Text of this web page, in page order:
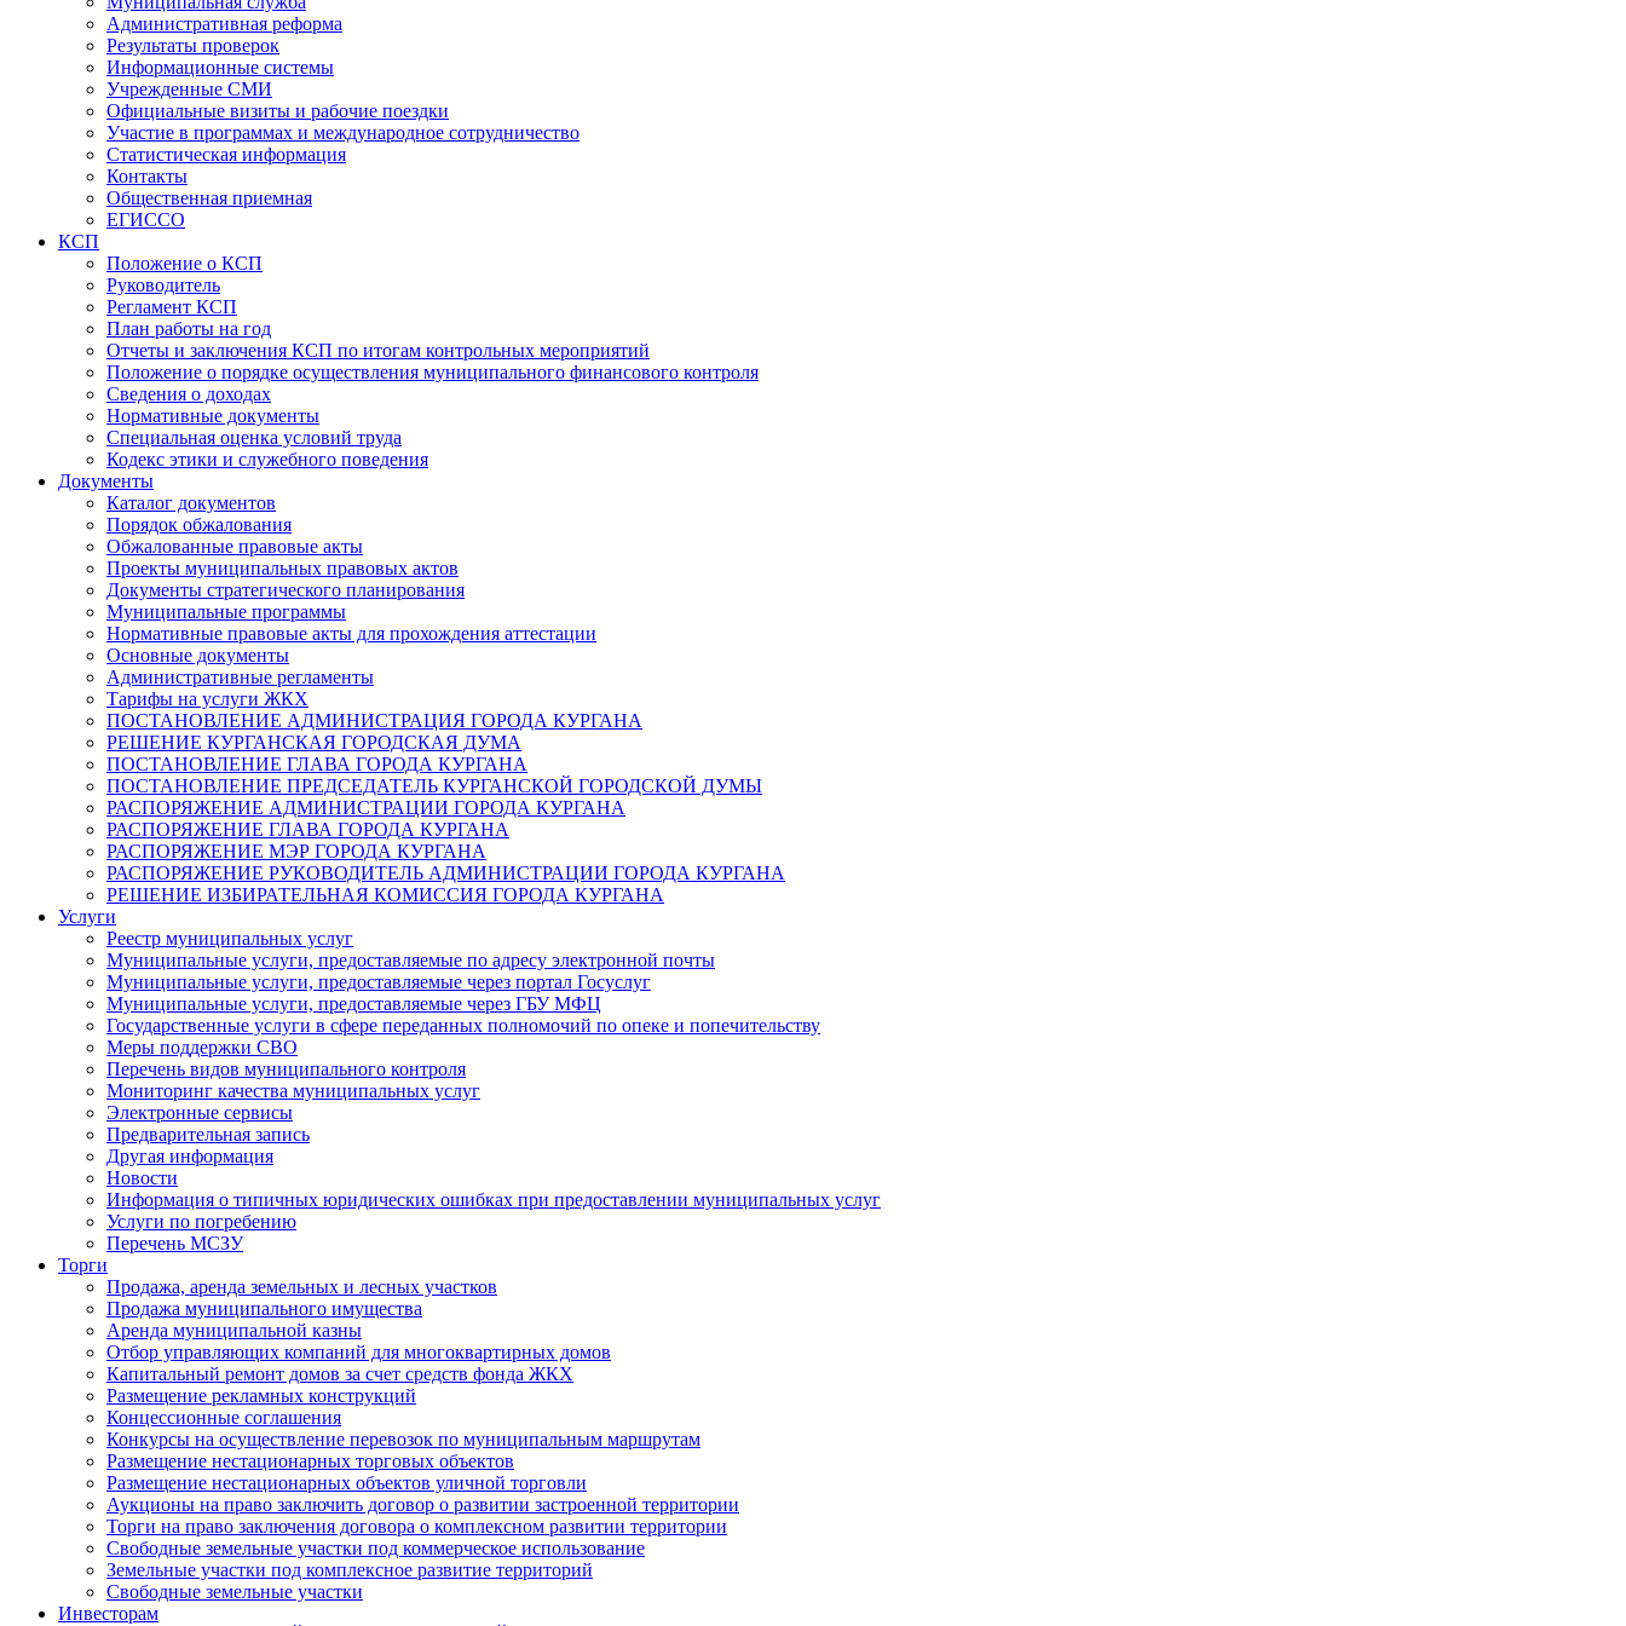
Административная реформа
Результаты проверок
Информационные системы
Учрежденные СМИ
Официальные визиты и рабочие поездки
Участие в программах и международное сотрудничество
Статистическая информация
Контакты
Общественная приемная
ЕГИССО
КСП
Положение о КСП
Руководитель
Регламент КСП
План работы на год
Отчеты и заключения КСП по итогам контрольных мероприятий
Положение о порядке осуществления муниципального финансового контроля
Сведения о доходах
Нормативные документы
Специальная оценка условий труда
Кодекс этики и служебного поведения
Документы
Каталог документов
Порядок обжалования
Обжалованные правовые акты
Проекты муниципальных правовых актов
Документы стратегического планирования
Муниципальные программы
Нормативные правовые акты для прохождения аттестации
Основные документы
Административные регламенты
Тарифы на услуги ЖКХ
ПОСТАНОВЛЕНИЕ АДМИНИСТРАЦИЯ ГОРОДА КУРГАНА
РЕШЕНИЕ КУРГАНСКАЯ ГОРОДСКАЯ ДУМА
ПОСТАНОВЛЕНИЕ ГЛАВА ГОРОДА КУРГАНА
ПОСТАНОВЛЕНИЕ ПРЕДСЕДАТЕЛЬ КУРГАНСКОЙ ГОРОДСКОЙ ДУМЫ
РАСПОРЯЖЕНИЕ АДМИНИСТРАЦИИ ГОРОДА КУРГАНА
РАСПОРЯЖЕНИЕ ГЛАВА ГОРОДА КУРГАНА
РАСПОРЯЖЕНИЕ МЭР ГОРОДА КУРГАНА
РАСПОРЯЖЕНИЕ РУКОВОДИТЕЛЬ АДМИНИСТРАЦИИ ГОРОДА КУРГАНА
РЕШЕНИЕ ИЗБИРАТЕЛЬНАЯ КОМИССИЯ ГОРОДА КУРГАНА
Услуги
Реестр муниципальных услуг
Муниципальные услуги, предоставляемые по адресу электронной почты
Муниципальные услуги, предоставляемые через портал Госуслуг
Муниципальные услуги, предоставляемые через ГБУ МФЦ
Государственные услуги в сфере переданных полномочий по опеке и попечительству
Меры поддержки СВО
Перечень видов муниципального контроля
Мониторинг качества муниципальных услуг
Электронные сервисы
Предварительная запись
Другая информация
Новости
Информация о типичных юридических ошибках при предоставлении муниципальных услуг
Услуги по погребению
Перечень МСЗУ
Торги
Продажа, аренда земельных и лесных участков
Продажа муниципального имущества
Аренда муниципальной казны
Отбор управляющих компаний для многоквартирных домов
Капитальный ремонт домов за счет средств фонда ЖКХ
Размещение рекламных конструкций
Концессионные соглашения
Конкурсы на осуществление перевозок по муниципальным маршрутам
Размещение нестационарных торговых объектов
Размещение нестационарных объектов уличной торговли
Аукционы на право заключить договор о развитии застроенной территории
Торги на право заключения договора о комплексном развитии территории
Свободные земельные участки под коммерческое использование
Земельные участки под комплексное развитие территорий
Свободные земельные участки
Инвесторам